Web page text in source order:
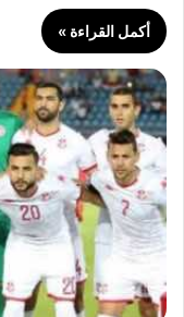
أكمل القراءة »